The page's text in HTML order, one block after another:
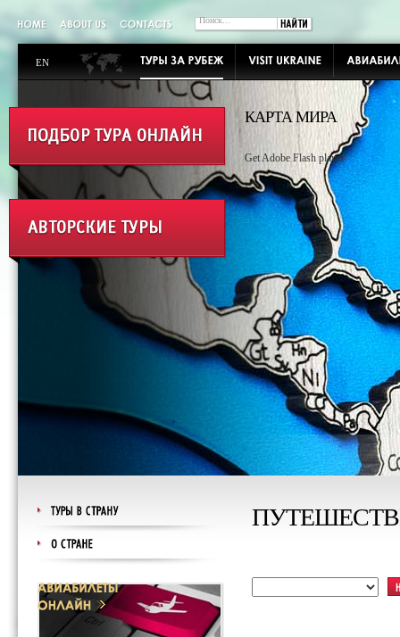
EN
КАРТА МИРА
Get Adobe Flash player